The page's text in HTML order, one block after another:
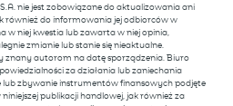
nie jest zobowiązane do aktualizowania ani
również do informowania jej odbiorców w
w niej kwestia lub zawarta w niej opinia,
zmianie lub stanie się nieaktualne.
znany autorom na datę sporządzenia. Biuro
za działania lub zaniechania
lub zbywanie instrumentów finansowych podjęte
publikacji handlowej, jak również za